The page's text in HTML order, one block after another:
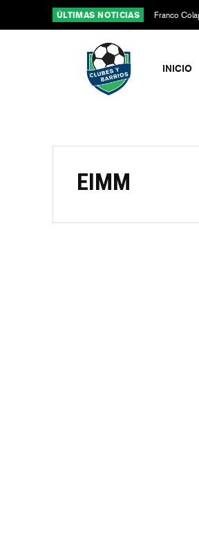
ÚLTIMAS NOTICIAS
Franco
Alpine
INICIO
EIMM